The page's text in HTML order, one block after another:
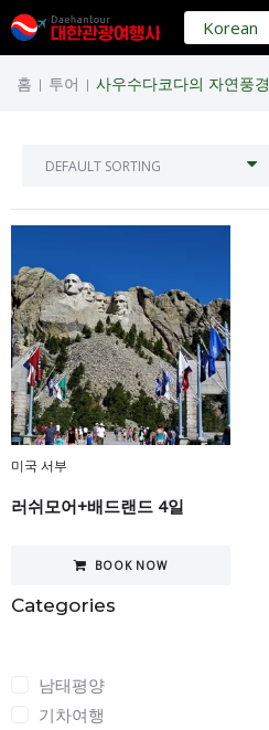
홈 | 투어 | 사우수다코다의 자연풍경
Categories
남태평양
기차여행
미국 서부
러쉬모어+배드랜드 4일
BOOK NOW